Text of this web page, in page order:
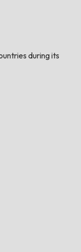
during its